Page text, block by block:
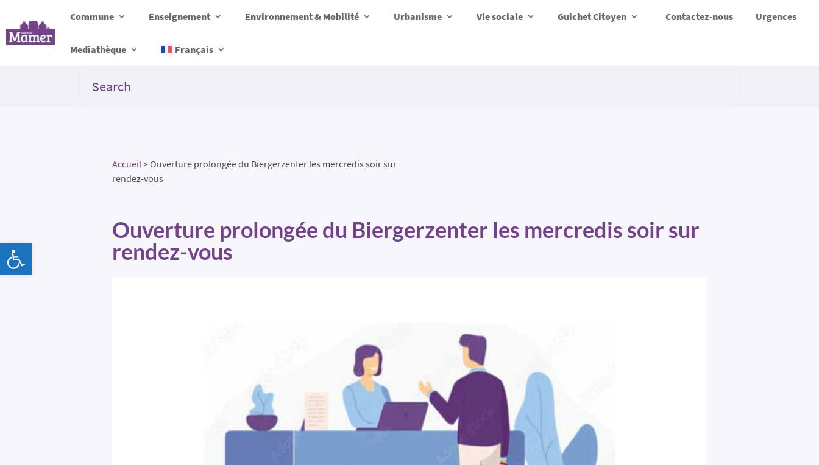
Commune Enseignement Environnement & Mobilité Urbanisme Vie sociale Guichet Citoyen Contactez-nous Urgences
Mediathèque Français
Accueil>Ouverture prolongée du Biergerzenter les mercredis soir sur
rendez-vous
Ouverture prolongée du Biergerzenter les mercredis soir sur
rendez-vous
Ouvrir la barre d’outils